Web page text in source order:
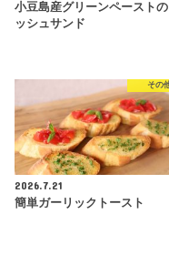
小豆島産グリーンペーストの
ッシュサンド
その
2026.7.21
簡単ガーリックトースト